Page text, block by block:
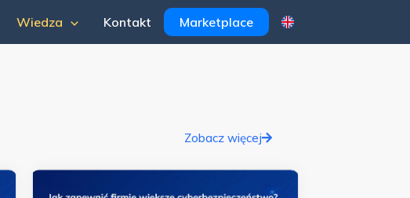
Wiedza Kontakt Marketplace
Zobacz więcej